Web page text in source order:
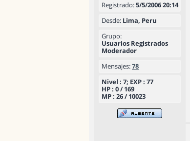
Registrado:5/5/2006 20:14
Desde: Lima, Peru
Grupo:
Usuarios Registrados
Moderador
Mensajes:78
Nivel : 7; EXP : 77
HP : 0 / 169
MP : 26 / 10023